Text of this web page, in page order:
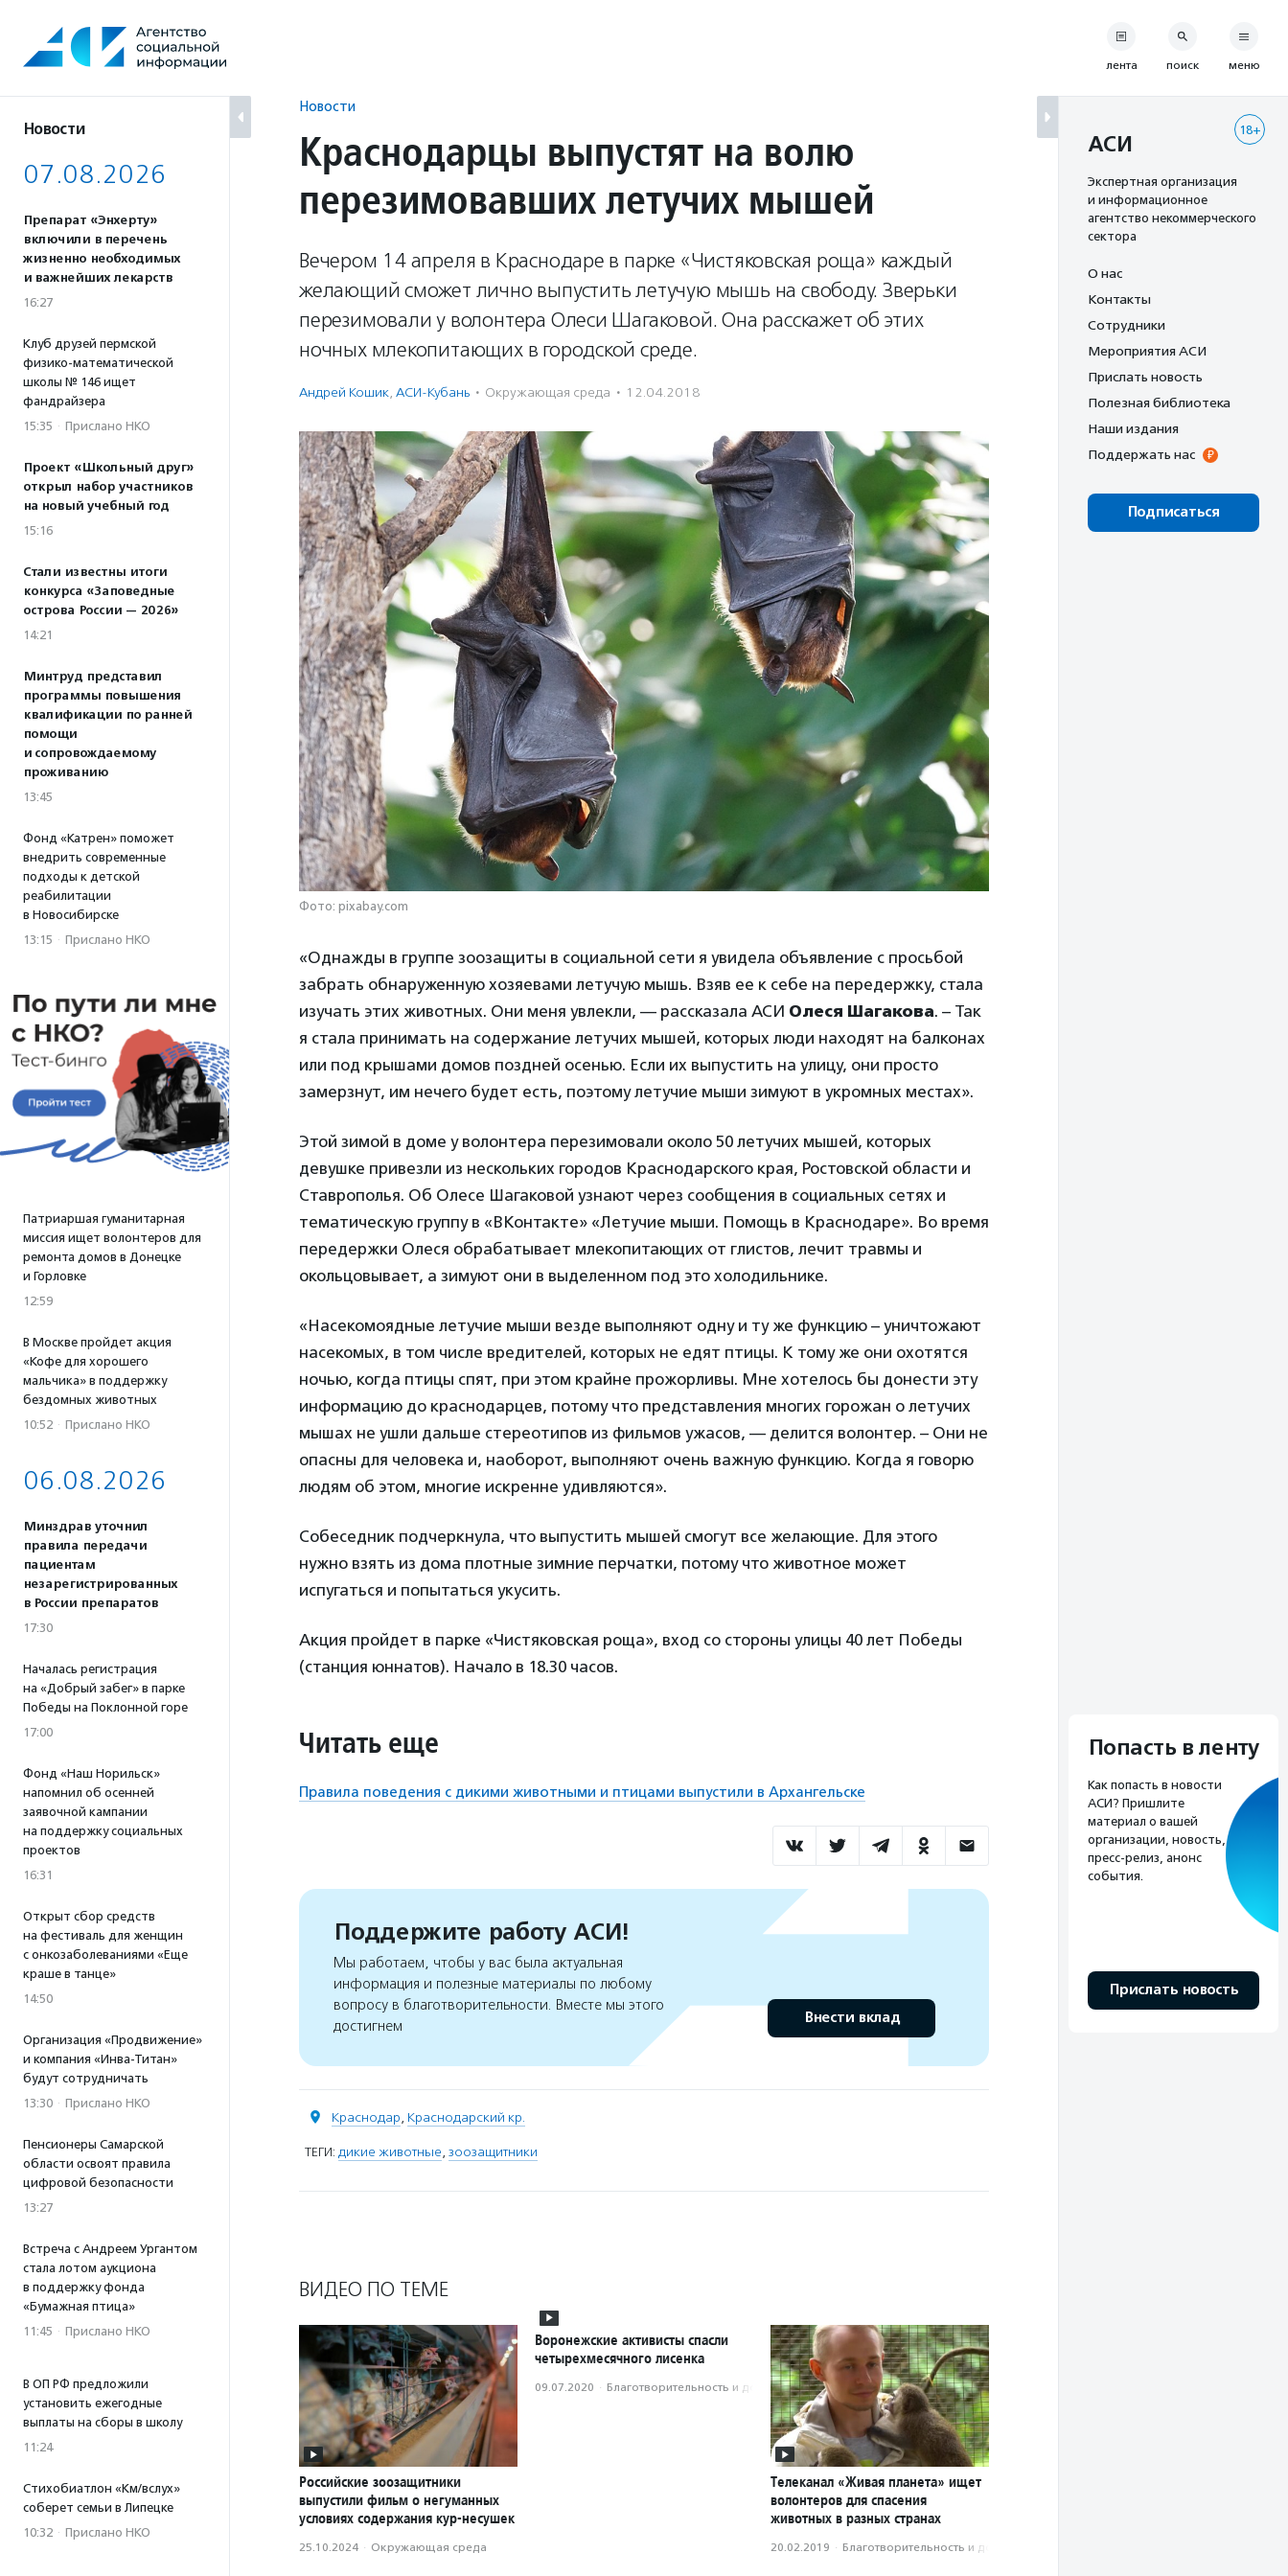
содержанию
Новости
07.08.2026
Препарат «Энхерту»
включили в перечень
жизненно необходимых
и важнейших лекарств
16:27
Клуб друзей пермской
физико-математической
школы № 146 ищет
фандрайзера
15:35 · Прислано НКО
Проект «Школьный друг»
открыл набор участников
на новый учебный год
15:16
Стали известны итоги
конкурса «Заповедные
острова России — 2026»
14:21
Минтруд представил
программы повышения
квалификации по ранней
помощи
и сопровождаемому
проживанию
13:45
Фонд «Катрен» поможет
внедрить современные
подходы к детской
реабилитации
в Новосибирске
13:15 · Прислано НКО
Патриаршая гуманитарная
миссия ищет волонтеров для
ремонта домов в Донецке
и Горловке
12:59
В Москве пройдет акция
«Кофе для хорошего
мальчика» в поддержку
бездомных животных
10:52 · Прислано НКО
06.08.2026
Минздрав уточнил
правила передачи
пациентам
незарегистрированных
в России препаратов
17:30
Началась регистрация
на «Добрый забег» в парке
Победы на Поклонной горе
17:00
Фонд «Наш Норильск»
напомнил об осенней
заявочной кампании
на поддержку социальных
проектов
16:31
Открыт сбор средств
на фестиваль для женщин
с онкозаболеваниями «Еще
краше в танце»
14:50
Организация «Продвижение»
и компания «Инва-Титан»
будут сотрудничать
13:30 · Прислано НКО
Пенсионеры Самарской
области освоят правила
цифровой безопасности
13:27
Встреча с Андреем Ургантом
стала лотом аукциона
в поддержку фонда
«Бумажная птица»
11:45 · Прислано НКО
В ОП РФ предложили
установить ежегодные
выплаты на сборы в школу
11:24
Стихобиатлон «Км/вслух»
соберет семьи в Липецке
10:32 · Прислано НКО
Новости
Краснодарцы выпустят на волю
перезимовавших летучих мышей
Вечером 14 апреля в Краснодаре в парке «Чистяковская роща» каждый
желающий сможет лично выпустить летучую мышь на свободу. Зверьки
перезимовали у волонтера Олеси Шагаковой. Она расскажет об этих
ночных млекопитающих в городской среде.
Андрей Кошик, АСИ-Кубань · Окружающая среда · 12.04.2018
Фото: pixabay.com
«Однажды в группе зоозащиты в социальной сети я увидела объявление с просьбой
забрать обнаруженную хозяевами летучую мышь. Взяв ее к себе на передержку, стала
изучать этих животных. Они меня увлекли, — рассказала АСИ Олеся Шагакова. – Так
я стала принимать на содержание летучих мышей, которых люди находят на балконах
или под крышами домов поздней осенью. Если их выпустить на улицу, они просто
замерзнут, им нечего будет есть, поэтому летучие мыши зимуют в укромных местах».
Этой зимой в доме у волонтера перезимовали около 50 летучих мышей, которых
девушке привезли из нескольких городов Краснодарского края, Ростовской области и
Ставрополья. Об Олесе Шагаковой узнают через сообщения в социальных сетях и
тематическую группу в «ВКонтакте» «Летучие мыши. Помощь в Краснодаре». Во время
передержки Олеся обрабатывает млекопитающих от глистов, лечит травмы и
окольцовывает, а зимуют они в выделенном под это холодильнике.
«Насекомоядные летучие мыши везде выполняют одну и ту же функцию – уничтожают
насекомых, в том числе вредителей, которых не едят птицы. К тому же они охотятся
ночью, когда птицы спят, при этом крайне прожорливы. Мне хотелось бы донести эту
информацию до краснодарцев, потому что представления многих горожан о летучих
мышах не ушли дальше стереотипов из фильмов ужасов, — делится волонтер. – Они не
опасны для человека и, наоборот, выполняют очень важную функцию. Когда я говорю
людям об этом, многие искренне удивляются».
Собеседник подчеркнула, что выпустить мышей смогут все желающие. Для этого
нужно взять из дома плотные зимние перчатки, потому что животное может
испугаться и попытаться укусить.
Акция пройдет в парке «Чистяковская роща», вход со стороны улицы 40 лет Победы
(станция юннатов). Начало в 18.30 часов.
Читать еще
Правила поведения с дикими животными и птицами выпустили в Архангельске
Поддержите работу АСИ!
Мы работаем, чтобы у вас была актуальная
информация и полезные материалы по любому
вопросу в благотворительности. Вместе мы этого
достигнем
Внести вклад
Краснодар, Краснодарский кр.
ТЕГИ: дикие животные, зоозащитники
ВИДЕО ПО ТЕМЕ
Российские зоозащитники
выпустили фильм о негуманных
условиях содержания кур-несушек
25.10.2024 · Окружающая среда
Воронежские активисты спасли
четырехмесячного лисенка
09.07.2020 · Благотвори­тель­ность и доброволь­чест­во
Телеканал «Живая планета» ищет
волонтеров для спасения
животных в разных странах
20.02.2019 · Благотвори­тель­ность и доброволь­чест­во
лента поиск меню
18+
АСИ
Экспертная организация
и информационное
агентство некоммерческого
сектора
О нас
Контакты
Сотрудники
Мероприятия АСИ
Прислать новость
Полезная библиотека
Наши издания
Поддержать нас
Подписаться
Попасть в ленту
Как попасть в новости
АСИ? Пришлите
материал о вашей
организации, новость,
пресс-релиз, анонс
события.
Прислать новость